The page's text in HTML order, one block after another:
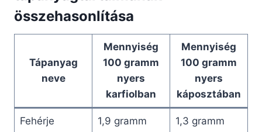
összehasonlítása
Tápanyag
neve
Mennyiség
100 gramm
nyers
karfiolban
Mennyiség
100 gramm
nyers
káposztában
Fehérje 1,9 gramm 1,3 gramm